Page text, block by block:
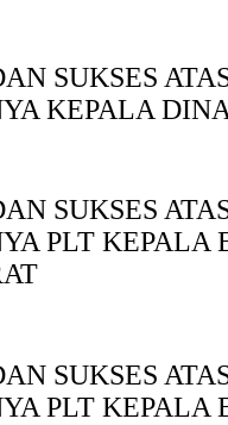
SUKSES
KEPALA
SUKSES
PLT KEPALA
SUKSES
PLT KEPALA